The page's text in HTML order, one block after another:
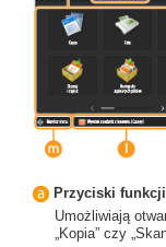
Przyciski funkcji
Umożliwiają
„Kopia” czy